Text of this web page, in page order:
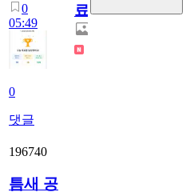
0
05:49
0
댓글
료
196740
틈새 공